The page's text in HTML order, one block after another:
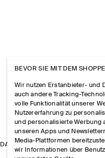
DAS UNTERNEHMEN
BEVOR SIE MIT DEM
Wir nutzen Erstanbieter- und
auch andere Tracking-
volle Funktionalität unserer
Nutzererfahrung zu
und personalisierte Werbung
unseren Apps und
Media-Plattformen
wir Informationen über